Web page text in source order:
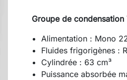
Groupe de condensation
Alimentation : Mono
Fluides frigorigènes :
Cylindrée : 63 cm³
Puissance absorbée